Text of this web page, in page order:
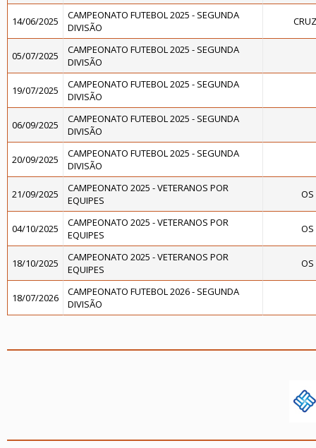
14/06/2025
CAMPEONATO FUTEBOL 2025 - SEGUNDA
DIVISÃO
05/07/2025
CAMPEONATO FUTEBOL 2025 - SEGUNDA
DIVISÃO
19/07/2025
CAMPEONATO FUTEBOL 2025 - SEGUNDA
DIVISÃO
06/09/2025
CAMPEONATO FUTEBOL 2025 - SEGUNDA
DIVISÃO
20/09/2025
CAMPEONATO FUTEBOL 2025 - SEGUNDA
DIVISÃO
21/09/2025
CAMPEONATO 2025 - VETERANOS POR
EQUIPES
OS
04/10/2025
CAMPEONATO 2025 - VETERANOS POR
EQUIPES
OS
18/10/2025
CAMPEONATO 2025 - VETERANOS POR
EQUIPES
OS
18/07/2026
CAMPEONATO FUTEBOL 2026 - SEGUNDA
DIVISÃO